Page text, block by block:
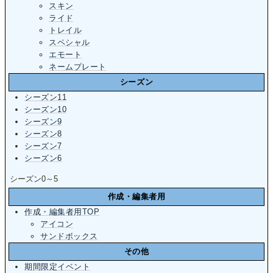
スキン
ライド
トレイル
スペシャル
エモート
ネームプレート
シーズン
シーズン11
シーズン10
シーズン9
シーズン8
シーズン7
シーズン6
シーズン0～5
作成・編集者用
作成・編集者用TOP
アイコン
サンドボックス
その他
期間限定イベント